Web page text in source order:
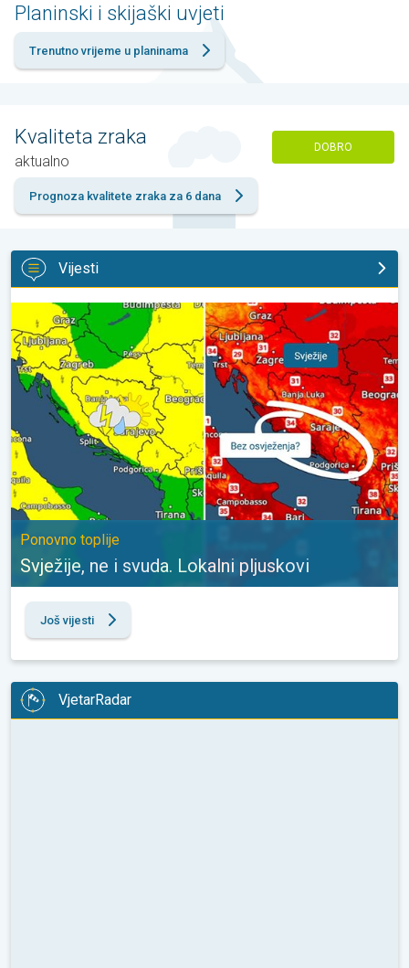
Planinski i skijaški uvjeti
Trenutno vrijeme u planinama
Kvaliteta zraka
aktualno
DOBRO
Prognoza kvalitete zraka za 6 dana
Vijesti
Svježije, ne i svuda. Lokalni pljuskovi. Ponovno toplije. . .
Ponovno toplije
Svježije, ne i svuda. Lokalni pljuskovi
Još vijesti
VjetarRadar